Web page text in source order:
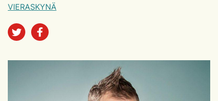
VIERASKYNÄ
Jaa sosiaalisessa mediassa